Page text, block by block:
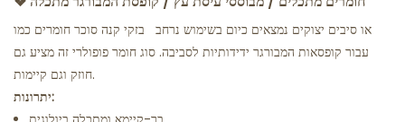
חומרים כמו בזקי קנה סוכר
או סיבים יצוקים נמצאים כיום בשימוש נרחב
עבור קופסאות המבורגר ידידותיות לסביבה. סוג חומר פופולרי זה מציע גם
חוזק וגם קיימות.
יתרונות: